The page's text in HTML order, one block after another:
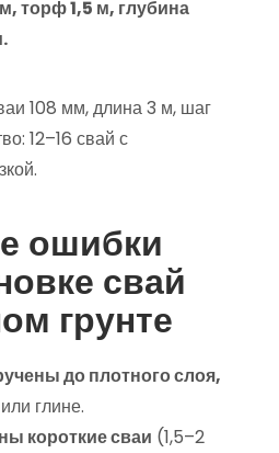
торф 1,5 м, глубина
108 мм, длина 3 м, шаг
12–16 свай с
ошибки
свай
грунте
до плотного слоя,
глине.
короткие сваи (1,5–2